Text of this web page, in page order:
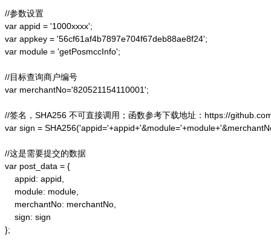
//参数设置
var appid = '1000xxxx';
var appkey = '56cf61af4b7897e704f67deb88ae8f24';
var module = 'getPosmccInfo';
//目标查询商户编号
var merchantNo='820521154110001';
//签名，SHA256 不可直接调用；函数参考下载地址：https://
var sign =
//这是需要提交的数据
var post_data = {
    appid: appid,
    module: module,
    merchantNo: merchantNo,
    sign: sign
};